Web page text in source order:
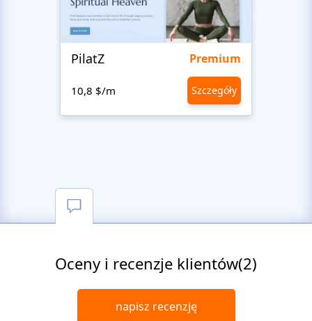
PilatZ Premium
10,8 $/m Szczegóły
Oceny i recenzje klientów(2)
napisz recenzję